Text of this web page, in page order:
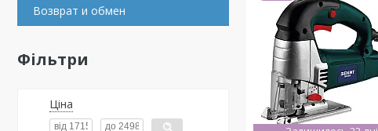
Возврат и обмен
Фільтри
Ціна